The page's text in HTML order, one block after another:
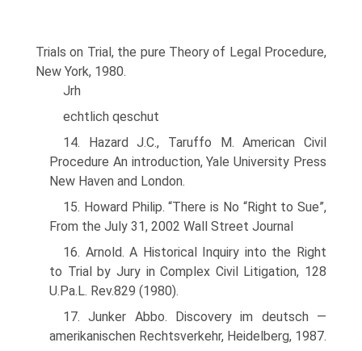
Trials on Trial, the pure Theory of Legal Procedure,
New York, 1980.
Jrh
echtlich qeschut
14. Hazard J.C., Taruffo М. American Civil
Procedure An introduction, Yale University Press
New Haven and London.
15. Howard Philip. “There is No “Right to Sue”,
From the July 31, 2002 Wall Street Journal
16. Arnold. A Historical Inquiry into the Right
to Trial by Jury in Complex Civil Litigation, 128
U.Pa.L. Rev.829 (1980).
17. Junker Abbo. Discovery im deutsch —
amerikanischen Rechtsverkehr, Heidelberg, 1987.